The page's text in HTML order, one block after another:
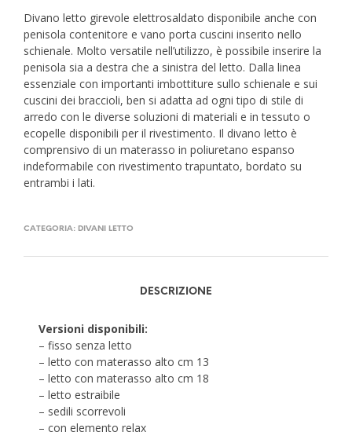
Divano letto girevole elettrosaldato disponibile anche con
penisola contenitore e vano porta cuscini inserito nello
schienale. Molto versatile nell’utilizzo, è possibile inserire la
penisola sia a destra che a sinistra del letto. Dalla linea
essenziale con importanti imbottiture sullo schienale e sui
cuscini dei braccioli, ben si adatta ad ogni tipo di stile di
arredo con le diverse soluzioni di materiali e in tessuto o
ecopelle disponibili per il rivestimento. Il divano letto è
comprensivo di un materasso in poliuretano espanso
indeformabile con rivestimento trapuntato, bordato su
entrambi i lati.
CATEGORIA: DIVANI LETTO
DESCRIZIONE
Versioni disponibili:
– fisso senza letto
– letto con materasso alto cm 13
– letto con materasso alto cm 18
– letto estraibile
– sedili scorrevoli
– con elemento relax